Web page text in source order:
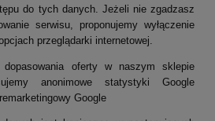
do tych danych. Jeżeli nie zgadzasz
serwisu, proponujemy wyłączenie
przeglądarki internetowej.
oferty w naszym sklepie
anonimowe statystyki Google
Google